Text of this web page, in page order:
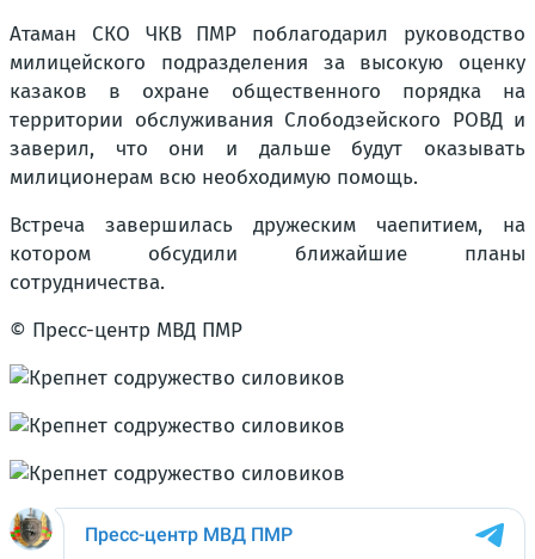
Атаман СКО ЧКВ ПМР поблагодарил руководство
милицейского подразделения за высокую оценку
казаков в охране общественного порядка на
территории обслуживания Слободзейского РОВД и
заверил, что они и дальше будут оказывать
милиционерам всю необходимую помощь.
Встреча завершилась дружеским чаепитием, на
котором обсудили ближайшие планы
сотрудничества.
© Пресс-центр МВД ПМР